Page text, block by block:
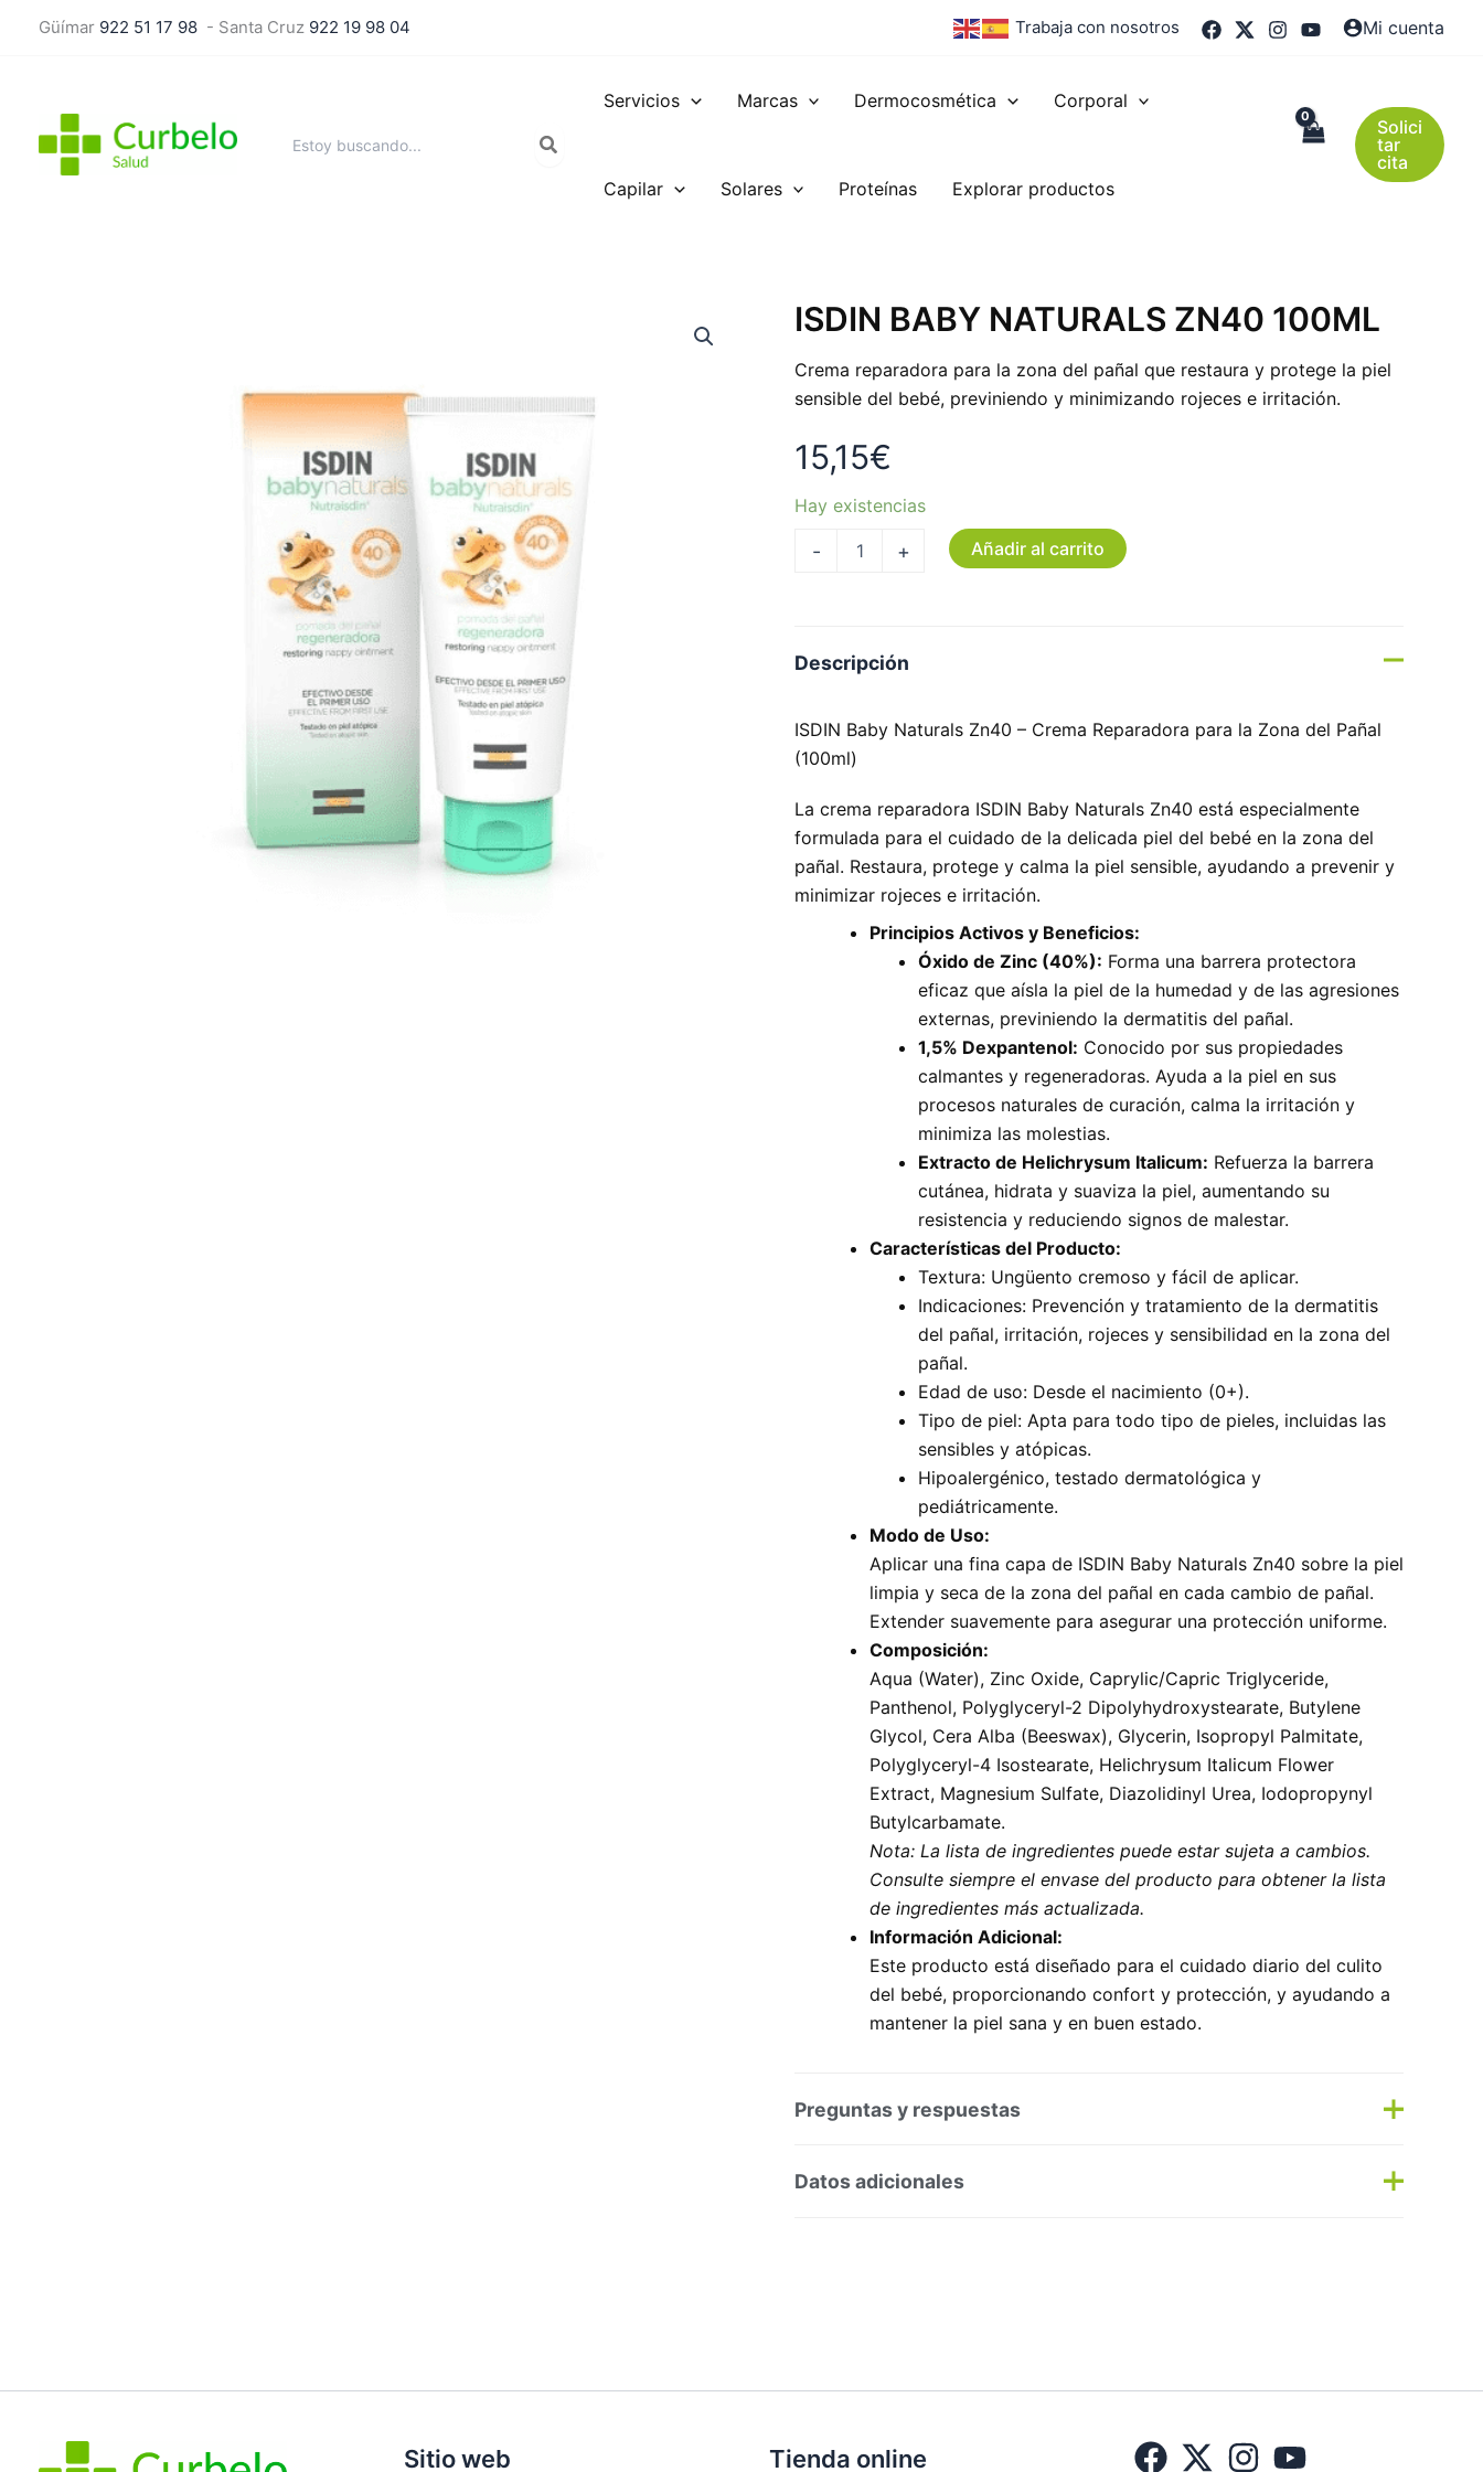
Güímar 922 51 17 98 - Santa Cruz 922 19 98 04 Trabaja con nosotros Mi cuenta
por:
Servicios Marcas Dermocosmética Corporal
Capilar Solares Proteínas Explorar productos
Solici
tar
cita
ISDIN BABY NATURALS ZN40 100ML
Crema reparadora para la zona del pañal que restaura y protege la piel
sensible del bebé, previniendo y minimizando rojeces e irritación.
15,15€
Hay existencias
-
ISDIN
BABY
ZN40
100ML
+ Añadir al carrito
Descripción
ISDIN Baby Naturals Zn40 – Crema Reparadora para la Zona del Pañal
(100ml)
La crema reparadora ISDIN Baby Naturals Zn40 está especialmente
formulada para el cuidado de la delicada piel del bebé en la zona del
pañal. Restaura, protege y calma la piel sensible, ayudando a prevenir y
minimizar rojeces e irritación.
Principios Activos y Beneficios:
Óxido de Zinc (40%): Forma una barrera protectora
eficaz que aísla la piel de la humedad y de las agresiones
externas, previniendo la dermatitis del pañal.
1,5% Dexpantenol: Conocido por sus propiedades
calmantes y regeneradoras. Ayuda a la piel en sus
procesos naturales de curación, calma la irritación y
minimiza las molestias.
Extracto de Helichrysum Italicum: Refuerza la barrera
cutánea, hidrata y suaviza la piel, aumentando su
resistencia y reduciendo signos de malestar.
Características del Producto:
Textura: Ungüento cremoso y fácil de aplicar.
Indicaciones: Prevención y tratamiento de la dermatitis
del pañal, irritación, rojeces y sensibilidad en la zona del
pañal.
Edad de uso: Desde el nacimiento (0+).
Tipo de piel: Apta para todo tipo de pieles, incluidas las
sensibles y atópicas.
Hipoalergénico, testado dermatológica y
pediátricamente.
Modo de Uso:
Aplicar una fina capa de ISDIN Baby Naturals Zn40 sobre la piel
limpia y seca de la zona del pañal en cada cambio de pañal.
Extender suavemente para asegurar una protección uniforme.
Composición:
Aqua (Water), Zinc Oxide, Caprylic/Capric Triglyceride,
Panthenol, Polyglyceryl-2 Dipolyhydroxystearate, Butylene
Glycol, Cera Alba (Beeswax), Glycerin, Isopropyl Palmitate,
Polyglyceryl-4 Isostearate, Helichrysum Italicum Flower
Extract, Magnesium Sulfate, Diazolidinyl Urea, Iodopropynyl
Butylcarbamate.
Nota: La lista de ingredientes puede estar sujeta a cambios.
Consulte siempre el envase del producto para obtener la lista
de ingredientes más actualizada.
Información Adicional:
Este producto está diseñado para el cuidado diario del culito
del bebé, proporcionando confort y protección, y ayudando a
mantener la piel sana y en buen estado.
Preguntas y respuestas
Preguntas y respuestas
Datos adicionales
Sitio web Tienda online